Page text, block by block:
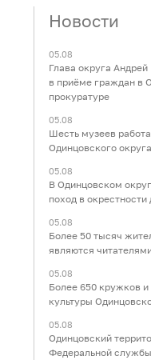
Новости
05.08
Глава округа
в приёме граждан в
прокуратуре
05.08
Шесть музеев
Одинцовского округа
05.08
В Одинцовском
поход в
05.08
Более 50 тысяч
являются
05.08
Более 650 кружков
культуры
05.08
Одинцовский
Федеральной